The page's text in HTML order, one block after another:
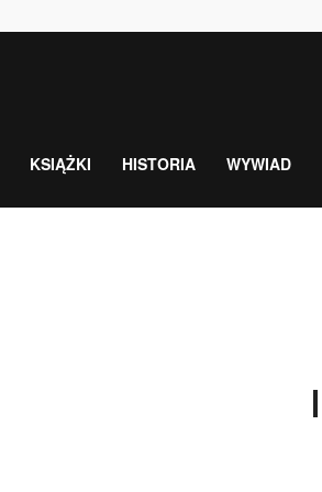
KSIĄŻKI HISTORIA WYWIAD